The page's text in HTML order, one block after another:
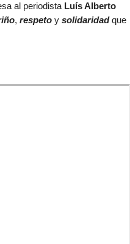
al periodista Luís Alberto
, respetoy solidaridadque